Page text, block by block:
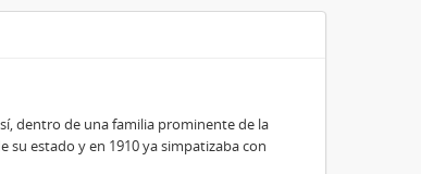
dentro de una familia prominente de la
estado y en 1910 ya simpatizaba con